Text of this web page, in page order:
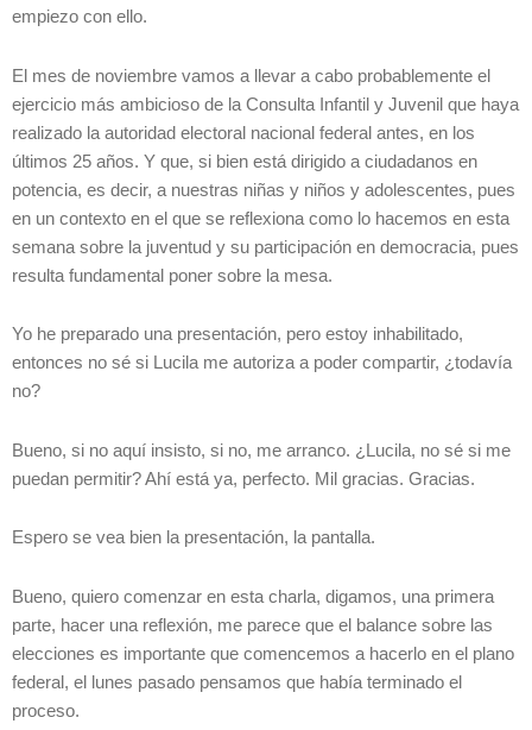
empiezo con ello.
El mes de noviembre vamos a llevar a cabo probablemente el
ejercicio más ambicioso de la Consulta Infantil y Juvenil que haya
realizado la autoridad electoral nacional federal antes, en los
últimos 25 años. Y que, si bien está dirigido a ciudadanos en
potencia, es decir, a nuestras niñas y niños y adolescentes, pues
en un contexto en el que se reflexiona como lo hacemos en esta
semana sobre la juventud y su participación en democracia, pues
resulta fundamental poner sobre la mesa.
Yo he preparado una presentación, pero estoy inhabilitado,
entonces no sé si Lucila me autoriza a poder compartir, ¿todavía
no?
Bueno, si no aquí insisto, si no, me arranco. ¿Lucila, no sé si me
puedan permitir? Ahí está ya, perfecto. Mil gracias. Gracias.
Espero se vea bien la presentación, la pantalla.
Bueno, quiero comenzar en esta charla, digamos, una primera
parte, hacer una reflexión, me parece que el balance sobre las
elecciones es importante que comencemos a hacerlo en el plano
federal, el lunes pasado pensamos que había terminado el
proceso.